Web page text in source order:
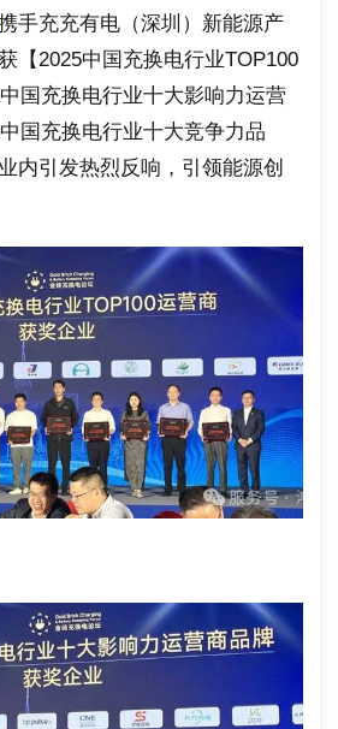
手充充有电（深圳）新能源产
【2025中国充换电行业TOP100
国充换电行业十大影响力运营
国充换电行业十大竞争力品
内引发热烈反响，引领能源创